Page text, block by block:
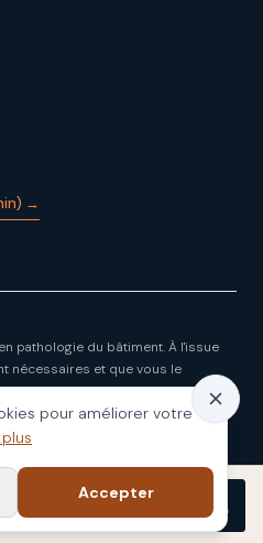
→
pathologie du bâtiment. À l'issue
nécessaires et que vous le
coordination avec des entreprises
Démarrer
pour améliorer votre
Accepter